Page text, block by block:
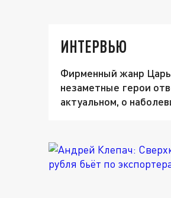
ИНТЕРВЬЮ
Фирменный жанр
незаметные герои
актуальном, о